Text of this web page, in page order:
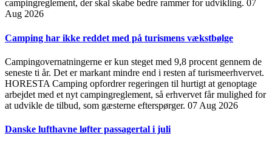
campingreglement, der skal skabe bedre rammer for udvikling. 07
Aug 2026
Camping har ikke reddet med på turismens vækstbølge
Campingovernatningerne er kun steget med 9,8 procent gennem de
seneste ti år. Det er markant mindre end i resten af turismeerhvervet.
HORESTA Camping opfordrer regeringen til hurtigt at genoptage
arbejdet med et nyt campingreglement, så erhvervet får mulighed for
at udvikle de tilbud, som gæsterne efterspørger. 07 Aug 2026
Danske lufthavne løfter passagertal i juli